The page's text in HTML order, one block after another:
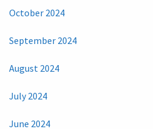
October 2024
September 2024
August 2024
July 2024
June 2024